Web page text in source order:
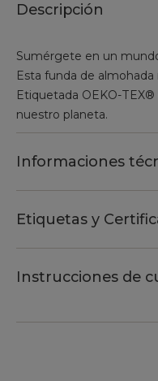
Descripción
Sumérgete en un
Esta funda de
Etiquetada OEKO-
nuestro planeta.
Informaciones
Etiquetas y
Instrucciones de